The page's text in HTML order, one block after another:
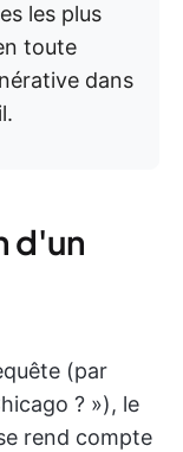
les plus
toute
dans
d'un
(par
? »), le
rend compte